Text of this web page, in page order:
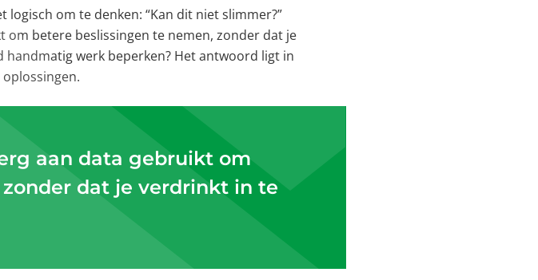
om te denken: “Kan dit niet slimmer?”
betere beslissingen te nemen, zonder dat je
handmatig werk beperken? Het antwoord ligt in
aan data gebruikt om
dat je verdrinkt in te